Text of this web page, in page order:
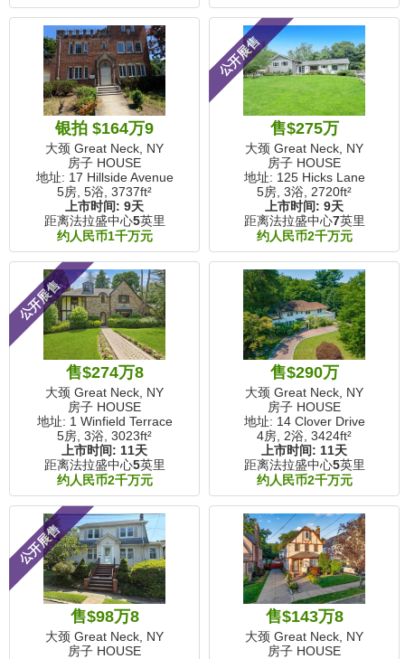
银拍 $164万9
大颈 Great Neck, NY
房子 HOUSE
地址: 17 Hillside Avenue
5房, 5浴, 3737ft²
上市时间: 9天
距离法拉盛中心5英里
约人民币1千万元
公开展售
售$275万
大颈 Great Neck, NY
房子 HOUSE
地址: 125 Hicks Lane
5房, 3浴, 2720ft²
上市时间: 9天
距离法拉盛中心7英里
约人民币2千万元
公开展售
售$274万8
大颈 Great Neck, NY
房子 HOUSE
地址: 1 Winfield Terrace
5房, 3浴, 3023ft²
上市时间: 11天
距离法拉盛中心5英里
约人民币2千万元
售$290万
大颈 Great Neck, NY
房子 HOUSE
地址: 14 Clover Drive
4房, 2浴, 3424ft²
上市时间: 11天
距离法拉盛中心5英里
约人民币2千万元
公开展售
售$98万8
大颈 Great Neck, NY
房子 HOUSE
售$143万8
大颈 Great Neck, NY
房子 HOUSE